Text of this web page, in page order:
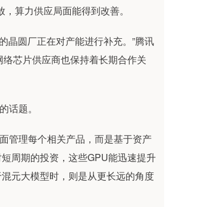
算力供应局面能得到改善。
晶圆厂正在对产能进行补充。”腾讯
芯片供应商也保持着长期合作关
话题。
管理每个相关产品，而是基于资产
周期的投资，这些GPU能迅速提升
元大模型时，则是从更长远的角度